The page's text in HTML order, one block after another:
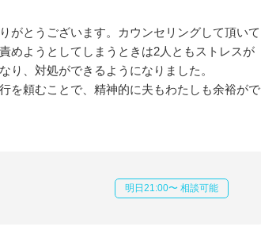
がとうございます。カウンセリングして頂いて
めようとしてしまうときは2人ともストレスが
り、対処ができるようになりました。
を頼むことで、精神的に夫もわたしも余裕がで
明日21:00〜 相談可能